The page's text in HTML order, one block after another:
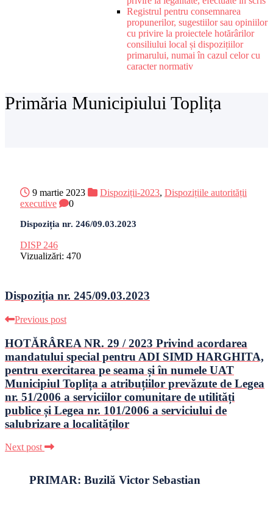
Registrul pentru consemnarea
propunerilor, sugestiilor sau opiniilor
cu privire la proiectele hotărârilor
consiliului local și dispozițiilor
primarului, numai în cazul celor cu
caracter normativ
Primăria Municipiului Toplița
9 martie 2023 Dispoziții-2023, Dispozițiile autorității
executive
0
Dispoziția nr. 246/09.03.2023
DISP 246
Vizualizări: 470
Dispoziția nr. 245/09.03.2023
Previous post
HOTĂRÂREA NR. 29 / 2023 Privind acordarea
mandatului special pentru ADI SIMD HARGHITA,
pentru exercitarea pe seama și în numele UAT
Municipiul Toplița a atribuțiilor prevăzute de Legea
nr. 51/2006 a serviciilor comunitare de utilități
publice și Legea nr. 101/2006 a serviciului de
salubrizare a localităților
Next post
PRIMAR: Buzilă Victor Sebastian